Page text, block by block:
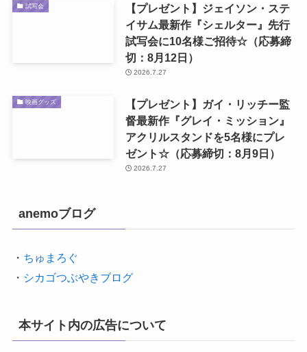
試写会
【プレゼント】ジェイソン・ステ
イサム最新作『シェルター』先行
試写会に10名様ご招待☆（応募締
切：8月12日）
2026.7.27
映画グッズ
【プレゼント】ガイ・リッチー監
督最新作『グレイ・ミッション』
アクリルスタンドを5名様にプレ
ゼント☆（応募締切：8月9日）
2026.7.27
anemoブログ
・ ちゅまろぐ
・ シカゴつぶやきブログ
本サイト内の広告について